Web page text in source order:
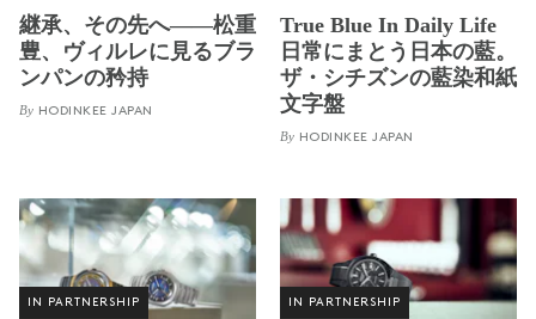
継承、その先へ——松重
豊、ヴィルレに見るブラ
ンパンの矜持
By HODINKEE JAPAN
True Blue In Daily Life
日常にまとう日本の藍。
ザ・シチズンの藍染和紙
文字盤
By HODINKEE JAPAN
IN PARTNERSHIP IN PARTNERSHIP